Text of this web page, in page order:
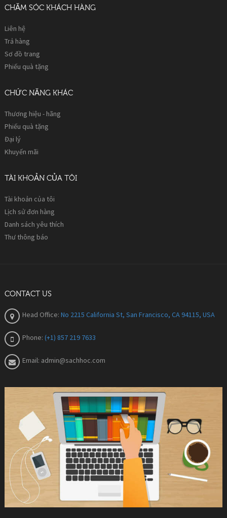
CHĂM SÓC KHÁCH HÀNG
Liên hệ
Trả hàng
Sơ đồ trang
Phiếu quà tặng
CHỨC NĂNG KHÁC
Thương hiệu - hãng
Phiếu quà tặng
Đại lý
Khuyến mãi
TÀI KHOẢN CỦA TÔI
Tài khoản của tôi
Lịch sử đơn hàng
Danh sách yêu thích
Thư thông báo
CONTACT US
Head Office: No 2215 California St, San Francisco, CA 94115, USA
Phone: (+1) 857 219 7633
Email: admin@sachhoc.com